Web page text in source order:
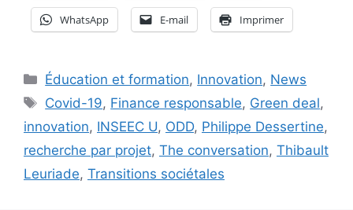
WhatsApp E-mail Imprimer
Catégories
Éducation et formation, Innovation, News
Étiquettes
Covid-19, Finance responsable, Green deal,
innovation, INSEEC U, ODD, Philippe Dessertine,
recherche par projet, The conversation, Thibault
Leuriade, Transitions sociétales